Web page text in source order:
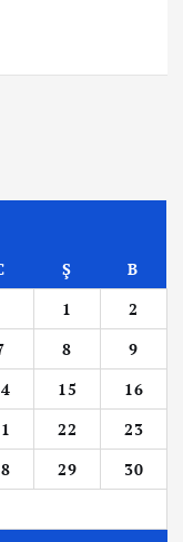
Ş
B
1
2
8
9
15
16
22
23
29
30